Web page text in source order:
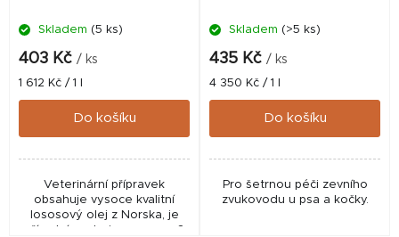
Skladem (5 ks)
403 Kč / ks
Měrná
cena:
1 612 Kč / 1 l
Do košíku
Veterinární přípravek
obsahuje vysoce kvalitní
lososový olej z Norska, je
přírodním zdrojem omega 3
Skladem (>5 ks)
435 Kč / ks
Měrná
cena:
4 350 Kč / 1 l
Do košíku
Pro šetrnou péči zevního
zvukovodu u psa a kočky.